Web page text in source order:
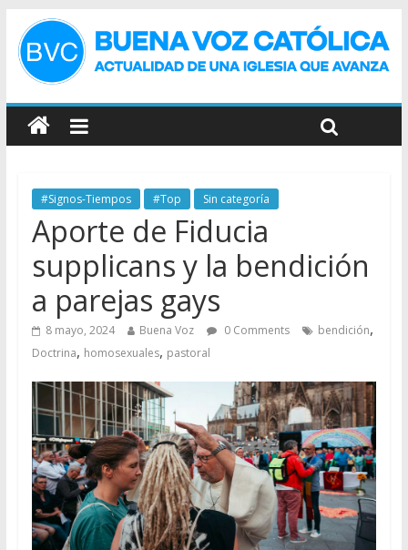
#Signos-Tiempos #Top Sin categoría
Aporte de Fiducia
supplicans y la bendición
a parejas gays
8 mayo, 2024 Buena Voz 0 Comments bendición,
Doctrina, homosexuales, pastoral